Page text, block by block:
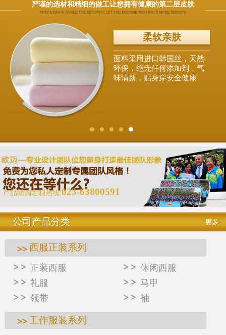
严谨的选材和精细的做工让您拥有健康的第二层皮肤
柔软亲肤
面料采用进口韩国丝，天然
环保，绝无任何添加剂，气
味清新，贴身穿安全健康
产品团购定制热线:023-63800591
更多+
公司产品分类
西服正装系列
正装西服
休闲西服
礼服
马甲
领带
袖
工作服装系列